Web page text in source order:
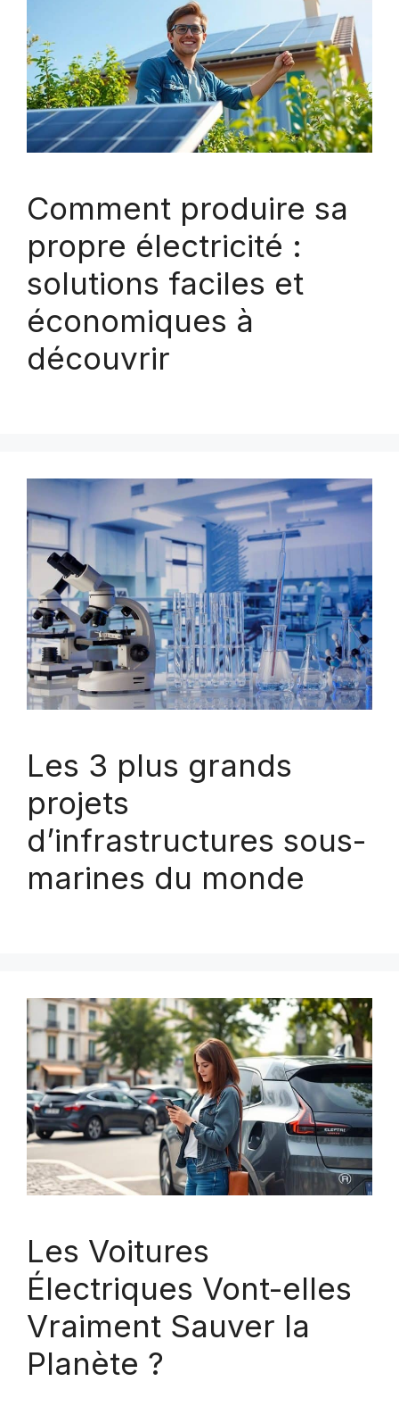
Comment produire sa
propre électricité :
solutions faciles et
économiques à
découvrir
Les 3 plus grands
projets
d’infrastructures sous-
marines du monde
Les Voitures
Électriques Vont-elles
Vraiment Sauver la
Planète ?